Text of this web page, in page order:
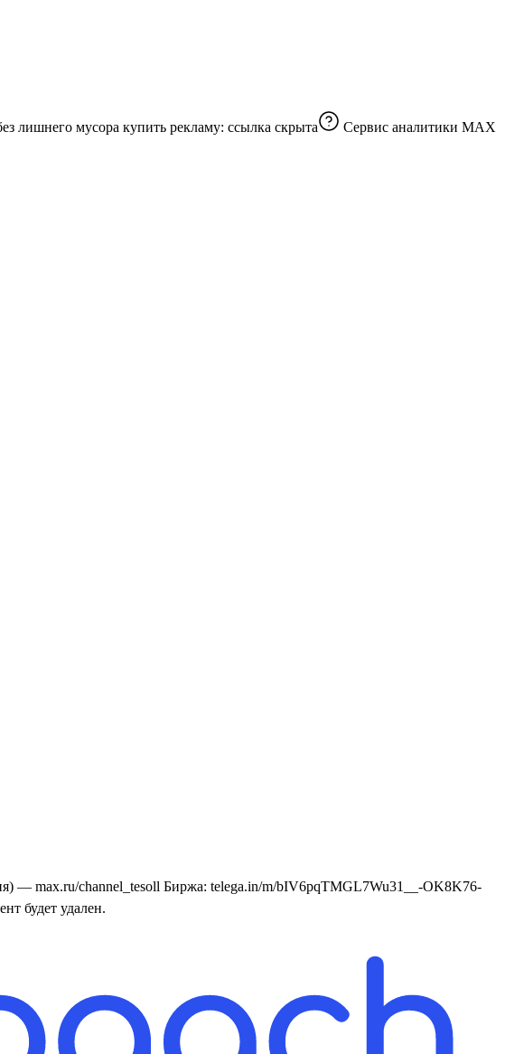
Подписано: 3 ваших друга ✨Удобные находки с вб, без лишнего мусора купить рекламу: ссылка скрыта
Сервис аналитики MAX
— max.ru/channel_tesoll Биржа: telega.in/m/bIV6pqTMGL7Wu31__-OK8K76-
будет удален.